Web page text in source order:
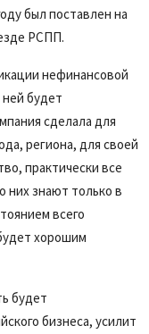
был поставлен на
РСПП.
нефинансовой
будет
сделала для
региона, для своей
практически все
них знают только в
всего
хорошим
будет
бизнеса, усилит